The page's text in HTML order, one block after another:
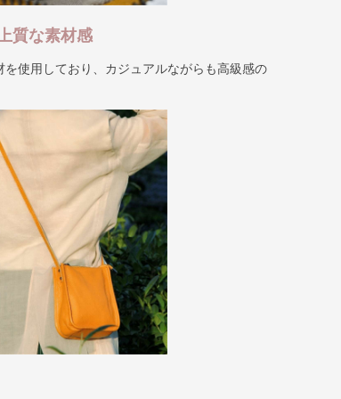
質な素材感
使用しており、カジュアルながらも高級感の